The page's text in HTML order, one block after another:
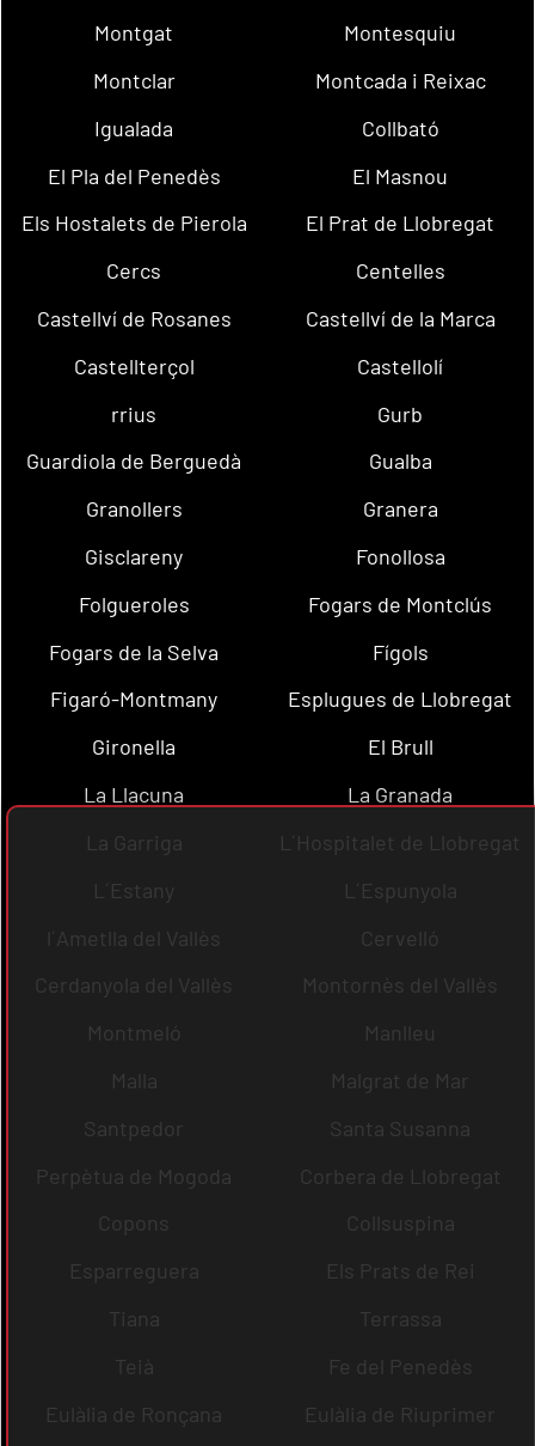
Montgat
Montesquiu
Montclar
Montcada i Reixac
Igualada
Collbató
El Pla del Penedès
El Masnou
Els Hostalets de Pierola
El Prat de Llobregat
Cercs
Centelles
Castellví de Rosanes
Castellví de la Marca
Castellterçol
Castellolí
rrius
Gurb
Guardiola de Berguedà
Gualba
Granollers
Granera
Gisclareny
Fonollosa
Folgueroles
Fogars de Montclús
Fogars de la Selva
Fígols
Figaró-Montmany
Esplugues de Llobregat
Gironella
El Brull
La Llacuna
La Granada
La Garriga
L´Hospitalet de Llobregat
L´Estany
L´Espunyola
l´Ametlla del Vallès
Cervelló
Cerdanyola del Vallès
Montornès del Vallès
Montmeló
Manlleu
Malla
Malgrat de Mar
Santpedor
Santa Susanna
Perpètua de Mogoda
Corbera de Llobregat
Copons
Collsuspina
Esparreguera
Els Prats de Rei
Tiana
Terrassa
Teià
Fe del Penedès
Eulàlia de Ronçana
Eulàlia de Riuprimer